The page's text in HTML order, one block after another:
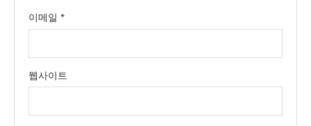
이메일 *
웹사이트